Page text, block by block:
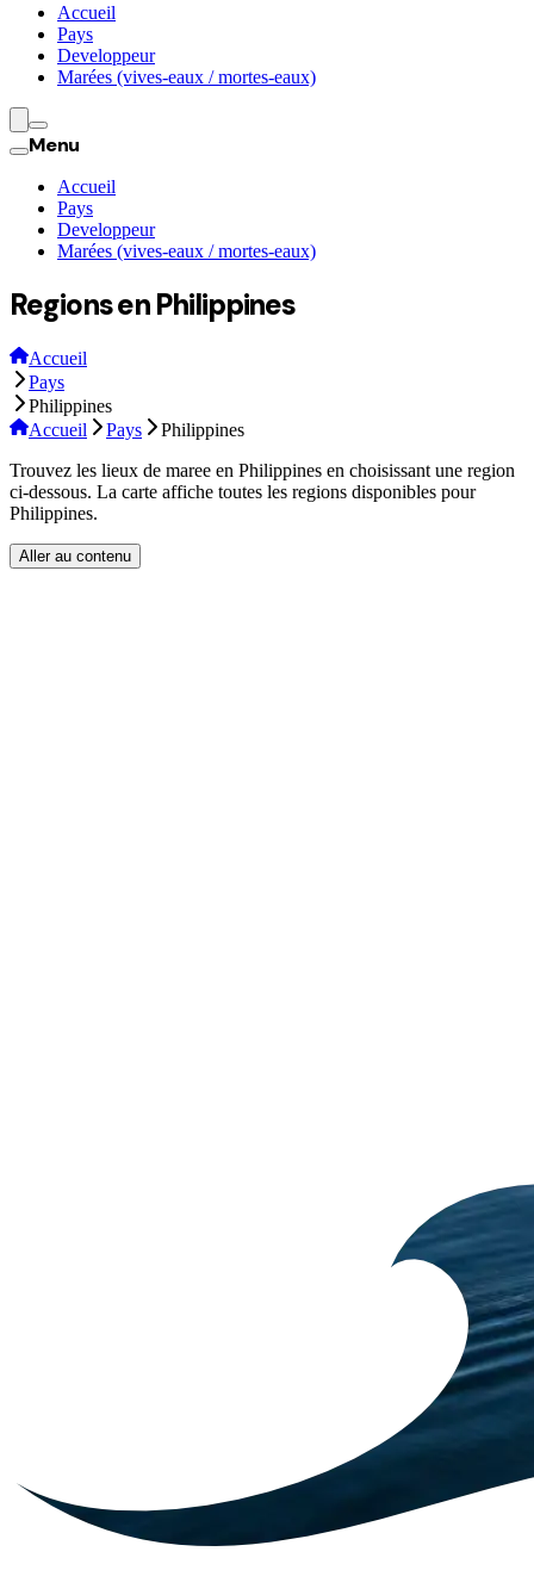
Accueil
Pays
Developpeur
Marées (vives-eaux / mortes-eaux)
Menu
Accueil
Pays
Developpeur
Marées (vives-eaux / mortes-eaux)
Regions en Philippines
Accueil
Pays
Philippines
Accueil
Pays
Philippines
Trouvez les lieux de maree en Philippines en choisissant une region
ci-dessous. La carte affiche toutes les regions disponibles pour
Philippines.
Aller au contenu